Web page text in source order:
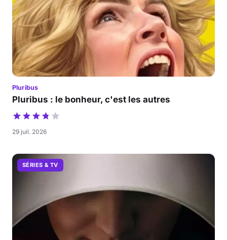
Pluribus
Pluribus : le bonheur, c'est les autres
29 juil. 2026
SÉRIES & TV